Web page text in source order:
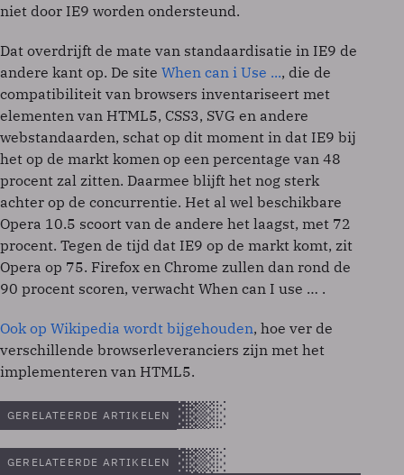
niet door IE9 worden ondersteund.
Dat overdrijft de mate van standaardisatie in IE9 de
andere kant op. De site When can i Use ..., die de
compatibiliteit van browsers inventariseert met
elementen van HTML5, CSS3, SVG en andere
webstandaarden, schat op dit moment in dat IE9 bij
het op de markt komen op een percentage van 48
procent zal zitten. Daarmee blijft het nog sterk
achter op de concurrentie. Het al wel beschikbare
Opera 10.5 scoort van de andere het laagst, met 72
procent. Tegen de tijd dat IE9 op de markt komt, zit
Opera op 75. Firefox en Chrome zullen dan rond de
90 procent scoren, verwacht When can I use … .
Ook op Wikipedia wordt bijgehouden, hoe ver de
verschillende browserleveranciers zijn met het
implementeren van HTML5.
GERELATEERDE ARTIKELEN
GERELATEERDE ARTIKELEN